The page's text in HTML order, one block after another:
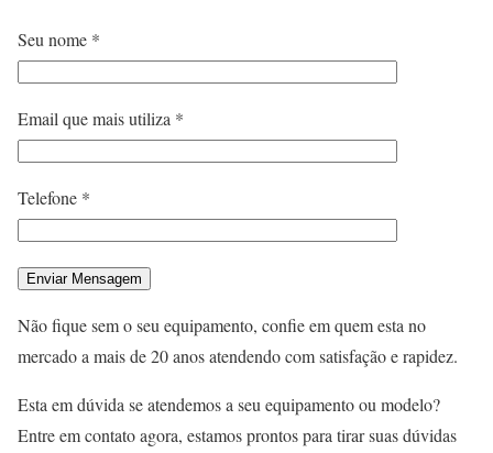
Seu nome *
Email que mais utiliza *
Telefone *
Não fique sem o seu equipamento, confie em quem esta no
mercado a mais de 20 anos atendendo com satisfação e rapidez.
Esta em dúvida se atendemos a seu equipamento ou modelo?
Entre em contato agora, estamos prontos para tirar suas dúvidas